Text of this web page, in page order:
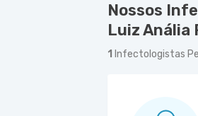
Nossos
Luiz Anália
1 Infectologistas